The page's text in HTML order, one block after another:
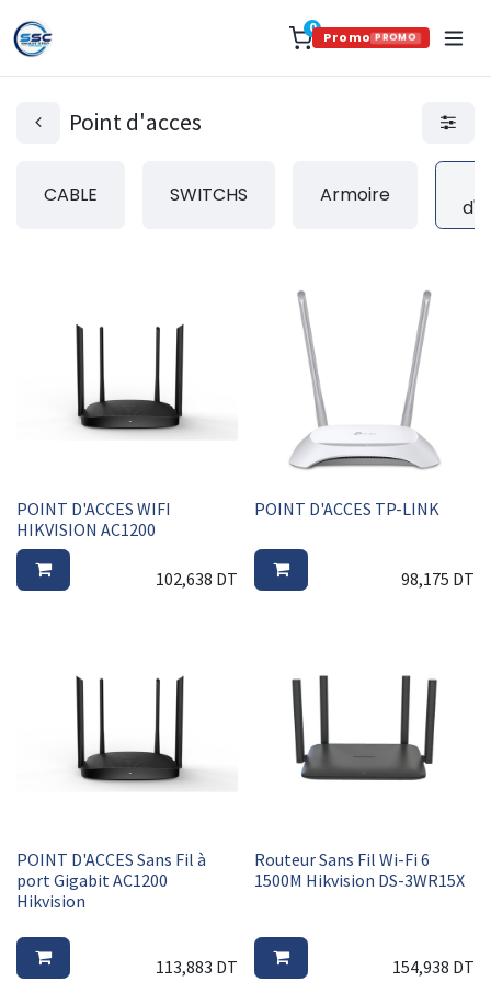
0
Promo PROMO
Point d'acces
CABLE SWITCHS Armoire
POINT D'ACCES WIFI
HIKVISION AC1200
102,638 DT
POINT D'ACCES TP-LINK
98,175 DT
POINT D'ACCES Sans Fil à
port Gigabit AC1200
Hikvision
113,883 DT
Routeur Sans Fil Wi-Fi 6
1500M Hikvision DS-3WR15X
154,938 DT